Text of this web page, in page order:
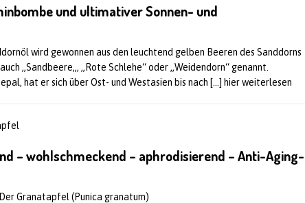
und ultimativer Sonnen- und
wird gewonnen aus den leuchtend gelben Beeren des Sanddorns
„Sandbeere„, „Rote Schlehe“ oder „Weidendorn“ genannt.
hat er sich über Ost- und Westasien bis nach […] hier weiterlesen
– wohlschmeckend – aphrodisierend – Anti-Aging-
Granatapfel (Punica granatum)